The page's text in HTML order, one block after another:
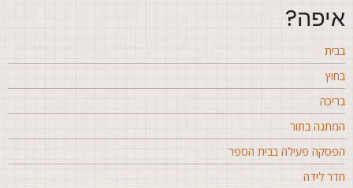
בתור
פעילה בבית הספר
לידה